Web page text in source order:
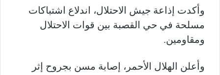
وأكدت إذاعة جيش الاحتلال، اندلاع اشتباكات
مسلحة في حي القصبة بين قوات الاحتلال
ومقاومين.
وأعلن الهلال الأحمر، إصابة مسن بجروح إثر